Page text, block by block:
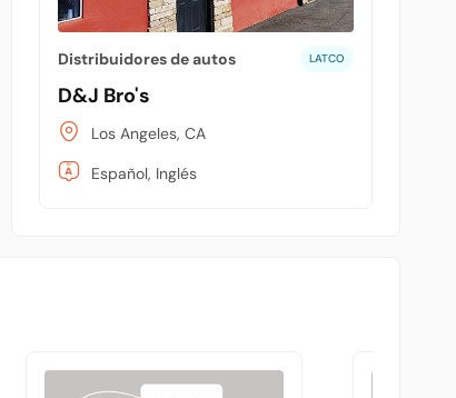
Distribuidores de autos LATCO
D&J Bro's
Los Angeles, CA
Español, Inglés